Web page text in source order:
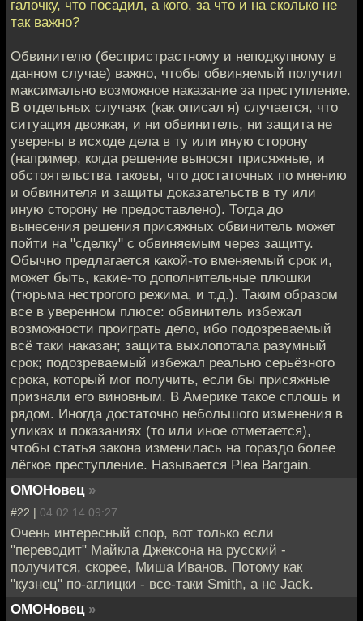
галочку, что посадил, а кого, за что и на сколько не
так важно?
Обвинителю (беспристрастному и неподкупному в
данном случае) важно, чтобы обвиняемый получил
максимально возможное наказание за преступление.
В отдельных случаях (как описал я) случается, что
ситуация двоякая, и ни обвинитель, ни защита не
уверены в исходе дела в ту или иную сторону
(например, когда решение выносят присяжные, и
обстоятельства таковы, что достаточных по мнению
и обвинителя и защиты доказательств в ту или
иную сторону не предоставлено). Тогда до
вынесения решения присяжных обвинитель может
пойти на "сделку" с обвиняемым через защиту.
Обычно предлагается какой-то вменяемый срок и,
может быть, какие-то дополнительные плюшки
(тюрьма нестрогого режима, и т.д.). Таким образом
все в уверенном плюсе: обвинитель избежал
возможности проиграть дело, ибо подозреваемый
всё таки наказан; защита выхлопотала разумный
срок; подозреваемый избежал реально серьёзного
срока, который мог получить, если бы присяжные
признали его виновным. В Америке такое сплошь и
рядом. Иногда достаточно небольшого изменения в
уликах и показаниях (то или иное отметается),
чтобы статья закона изменилась на гораздо более
лёгкое преступление. Называется Plea Bargain.
ОМОНовец »
#22 | 04.02.14 09:27
Очень интересный спор, вот только если
"переводит" Майкла Джексона на русский -
получится, скорее, Миша Иванов. Потому как
"кузнец" по-аглицки - все-таки Smith, а не Jack.
ОМОНовец »